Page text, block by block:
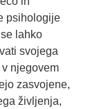
psihologije
lahko
svojega
njegovem
zasvojene,
življenja,